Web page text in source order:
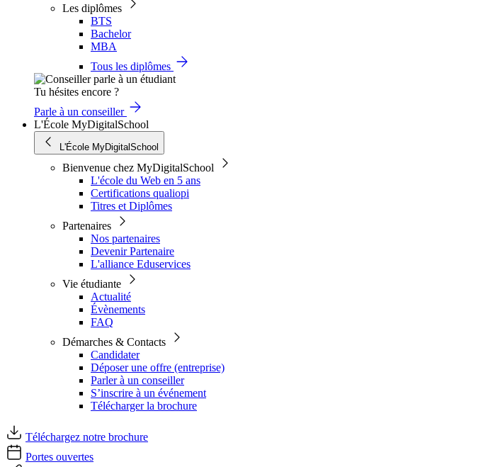
Les diplômes
BTS
Bachelor
MBA
Tous les diplômes
Tu hésites encore ?
Parle à un conseiller
L'École MyDigitalSchool
L'École MyDigitalSchool
Bienvenue chez MyDigitalSchool
L'école du Web en 5 ans
Certifications qualiopi
Titres et Diplômes
Partenaires
Nos partenaires
Devenir Partenaire
L'alliance Eduservices
Vie étudiante
Actualité
Évènements
FAQ
Démarches & Contacts
Candidater
Déposer une offre (entreprise)
Parler à un conseiller
S’inscrire à un événement
Télécharger la brochure
Téléchargez notre brochure
Portes ouvertes